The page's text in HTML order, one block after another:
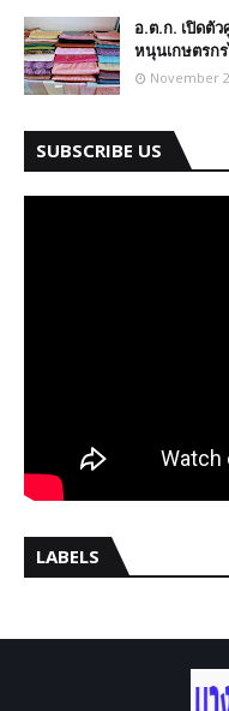
อ.ต.ก. เปิดตั
หนุนเกษตรก
November
SUBSCRIBE US
LABELS